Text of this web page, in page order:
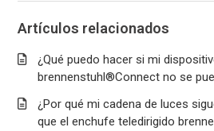
Artículos relacionados
¿Qué puedo hacer si mi
brennenstuhl®Connect no se
¿Por qué mi cadena de luces
que el enchufe teledirigido